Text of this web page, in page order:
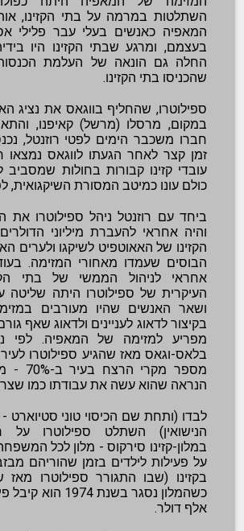
השתלטות במרמה על בתי הקזינו,
המאפיה כאנשים בעלי עבר פלילי
בעצמם, ומרגע שבתי הקזינו היו
החלה גם הונאה של העלמת
שהכניסו בתי הקזינו.
ספילוטרו, שהחליף בווגאס את נציג
במקום, מרסלו (מרשל) קאיפנו,
חברו משכבר הימים לפטי רוזנטל,
זמן קצר לאחר הגעתו לווגאס
עובדי קזינו קבורות בחולות שמסביב
כולם עונו כמיטב המסורת השיקגואית,
ביחד עם רוזנטל ניהל ספילוטרו את
והיה אחראי להעברת מיליוני
הקזינו של האאוטפיט לשיקגו ולערים
הבוסים שעמדו מאחורי המזימה.
אחראי לניהול הממשי של בתי
העיקרית של ספילוטרו היתה שליטה
ושאר האנשים שהיו מעורבים
בקיצור לדאוג לעניינים ולדאוג שאף
מפריע למזימה של המאפיה. לפי
בלאס-וגאס מאז שהגיע ספילוטרו
מספר
הנראה שהוא עשה את עבודתו כמו
לבדו (ותחת שם הכיסוי טוני סטיוארט
הנישואין) השתלט ספילוטרו על
במלון-קזינו סירקוס - מלון לכל
על פעילות לילדים בזמן שהוריהם
בקזינו (שבו התגורר ספילוטרו מאז
אלף דולר.